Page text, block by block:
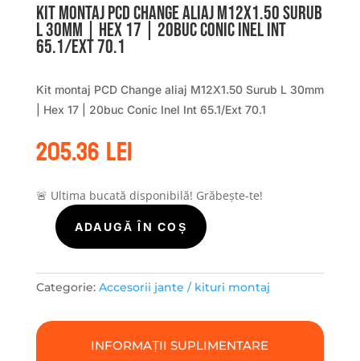
Kit montaj PCD Change aliaj M12X1.50 Surub
L 30mm | Hex 17 | 20buc Conic Inel Int
65.1/Ext 70.1
Kit montaj PCD Change aliaj M12X1.50 Surub L 30mm
| Hex 17 | 20buc Conic Inel Int 65.1/Ext 70.1
205.36lei
🚨 Ultima bucată disponibilă! Grăbește-te!
Cantitate
montaj
PCD
aliaj
ADAUGĂ ÎN COȘ
Categorie: Accesorii jante / kituri montaj
INFORMAȚII SUPLIMENTARE